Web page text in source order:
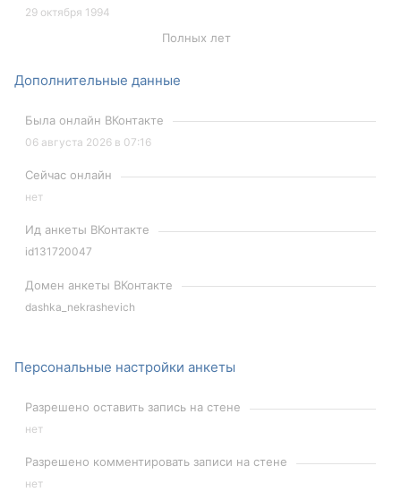
29 октября 1994
Полных лет
Дополнительные данные
Была онлайн ВКонтакте
06 августа 2026 в 07:16
Сейчас онлайн
нет
Ид анкеты ВКонтакте
id131720047
Домен анкеты ВКонтакте
dashka_nekrashevich
Персональные настройки анкеты
Разрешено оставить запись на стене
нет
Разрешено комментировать записи на стене
нет